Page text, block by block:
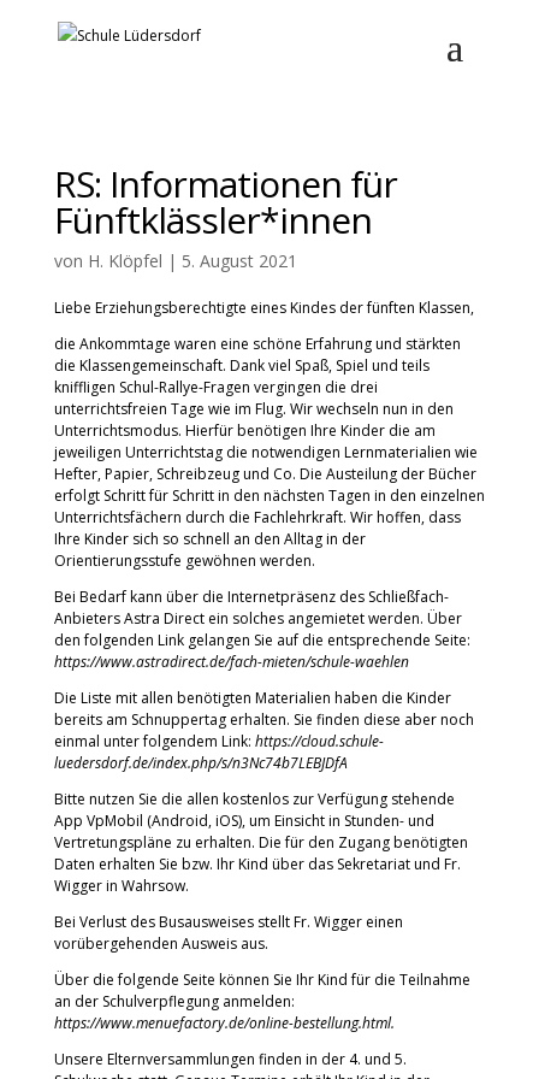
RS: Informationen für
Fünftklässler*innen
von H. Klöpfel | 5. August 2021
Liebe Erziehungsberechtigte eines Kindes der fünften Klassen,
die Ankommtage waren eine schöne Erfahrung und stärkten
die Klassengemeinschaft. Dank viel Spaß, Spiel und teils
kniffligen Schul-Rallye-Fragen vergingen die drei
unterrichtsfreien Tage wie im Flug. Wir wechseln nun in den
Unterrichtsmodus. Hierfür benötigen Ihre Kinder die am
jeweiligen Unterrichtstag die notwendigen Lernmaterialien wie
Hefter, Papier, Schreibzeug und Co. Die Austeilung der Bücher
erfolgt Schritt für Schritt in den nächsten Tagen in den einzelnen
Unterrichtsfächern durch die Fachlehrkraft. Wir hoffen, dass
Ihre Kinder sich so schnell an den Alltag in der
Orientierungsstufe gewöhnen werden.
Bei Bedarf kann über die Internetpräsenz des Schließfach-
Anbieters Astra Direct ein solches angemietet werden. Über
den folgenden Link gelangen Sie auf die entsprechende Seite:
https://www.astradirect.de/fach-mieten/schule-waehlen
Die Liste mit allen benötigten Materialien haben die Kinder
bereits am Schnuppertag erhalten. Sie finden diese aber noch
einmal unter folgendem Link: https://cloud.schule-
luedersdorf.de/index.php/s/n3Nc74b7LEBJDfA
Bitte nutzen Sie die allen kostenlos zur Verfügung stehende
App VpMobil (Android, iOS), um Einsicht in Stunden- und
Vertretungspläne zu erhalten. Die für den Zugang benötigten
Daten erhalten Sie bzw. Ihr Kind über das Sekretariat und Fr.
Wigger in Wahrsow.
Bei Verlust des Busausweises stellt Fr. Wigger einen
vorübergehenden Ausweis aus.
Über die folgende Seite können Sie Ihr Kind für die Teilnahme
an der Schulverpflegung anmelden:
https://www.menuefactory.de/online-bestellung.html.
Unsere Elternversammlungen finden in der 4. und 5.